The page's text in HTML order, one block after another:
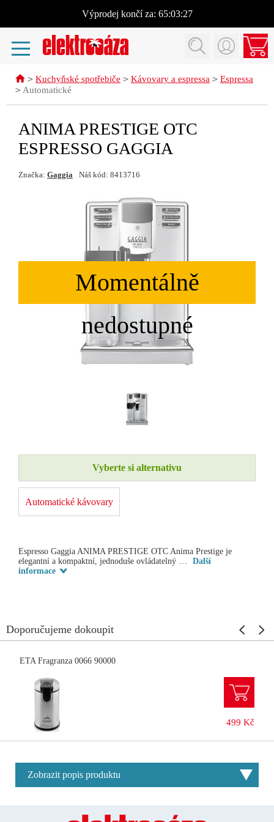
Výprodej končí za: 65:03:27
> Kuchyňské spotřebiče > Kávovary a espressa > Espressa
> Automatické
ANIMA PRESTIGE OTC
ESPRESSO GAGGIA
Značka: Gaggia Náš kód: 8413716
Vyberte si alternativu
Automatické kávovary
Espresso Gaggia ANIMA PRESTIGE OTC Anima Prestige je
elegantní a kompaktní, jednoduše ovládatelný …
Další
informace
Doporučujeme dokoupit
ETA Fragranza 0066 90000
499 Kč
Zobrazit popis produktu